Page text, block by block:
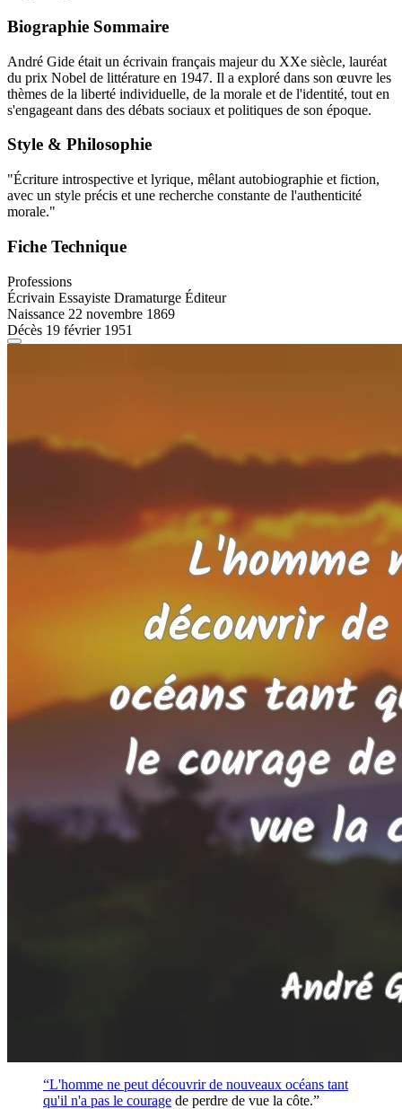
Biographie Sommaire
André Gide était un écrivain français majeur du XXe siècle, lauréat
du prix Nobel de littérature en 1947. Il a exploré dans son œuvre les
thèmes de la liberté individuelle, de la morale et de l'identité, tout en
s'engageant dans des débats sociaux et politiques de son époque.
Style & Philosophie
"Écriture introspective et lyrique, mêlant autobiographie et fiction,
avec un style précis et une recherche constante de l'authenticité
morale."
Fiche Technique
Professions
Écrivain Essayiste Dramaturge Éditeur
Naissance 22 novembre 1869
Décès 19 février 1951
“L'homme ne peut découvrir de nouveaux océans tant
qu'il n'a pas le courage de perdre de vue la côte.”